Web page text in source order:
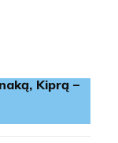
Kiprą –